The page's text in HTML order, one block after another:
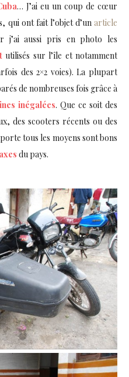
… J’ai eu un coup de cœur
qui ont fait l’objet d’un article
j’ai aussi pris en photo les
utilisés sur l’île et notamment
des 2×2 voies). La plupart
de nombreuses fois grâce à
inégalées. Que ce soit des
des scooters récents ou des
tous les moyens sont bons
du pays.